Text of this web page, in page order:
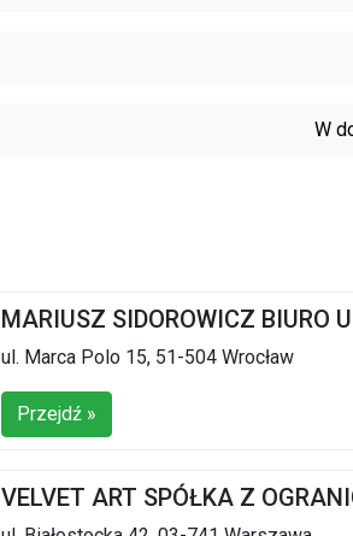
W
MARIUSZ SIDOROWICZ BIURO
ul. Marca Polo 15, 51-504 Wrocław
Przejdź »
VELVET ART SPÓŁKA Z